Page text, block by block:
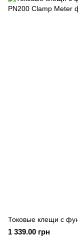
Токовые клещи с
1 339.00 грн